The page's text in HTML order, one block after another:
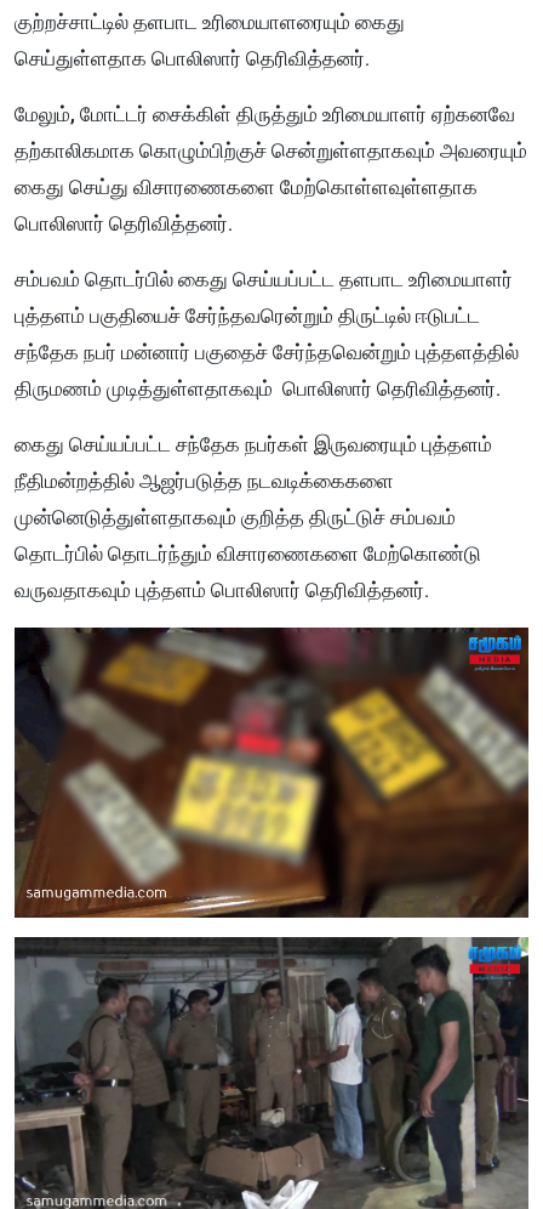
குற்றச்சாட்டில் தளபாட உரிமையாளரையும் கைது
செய்துள்ளதாக பொலிஸார் தெரிவித்தனர்.
மேலும், மோட்டர் சைக்கிள் திருத்தும் உரிமையாளர் ஏற்கனவே
தற்காலிகமாக கொழும்பிற்குச் சென்றுள்ளதாகவும் அவரையும்
கைது செய்து விசாரணைகளை மேற்கொள்ளவுள்ளதாக
பொலிஸார் தெரிவித்தனர்.
சம்பவம் தொடர்பில் கைது செய்யப்பட்ட தளபாட உரிமையாளர்
புத்தளம் பகுதியைச் சேர்ந்தவரென்றும் திருட்டில் ஈடுபட்ட
சந்தேக நபர் மன்னார் பகுதைச் சேர்ந்தவென்றும் புத்தளத்தில்
திருமணம் முடித்துள்ளதாகவும் பொலிஸார் தெரிவித்தனர்.
கைது செய்யப்பட்ட சந்தேக நபர்கள் இருவரையும் புத்தளம்
நீதிமன்றத்தில் ஆஜர்படுத்த நடவடிக்கைகளை
முன்னெடுத்துள்ளதாகவும் குறித்த திருட்டுச் சம்பவம்
தொடர்பில் தொடர்ந்தும் விசாரணைகளை மேற்கொண்டு
வருவதாகவும் புத்தளம் பொலிஸார் தெரிவித்தனர்.